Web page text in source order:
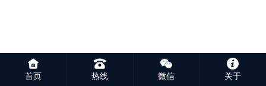
首页 热线 微信 关于